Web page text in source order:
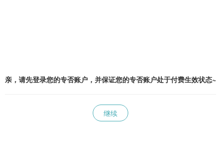
亲，请先登录您的专否账户，并保证您的专否账户处于付费生效状态~
继续